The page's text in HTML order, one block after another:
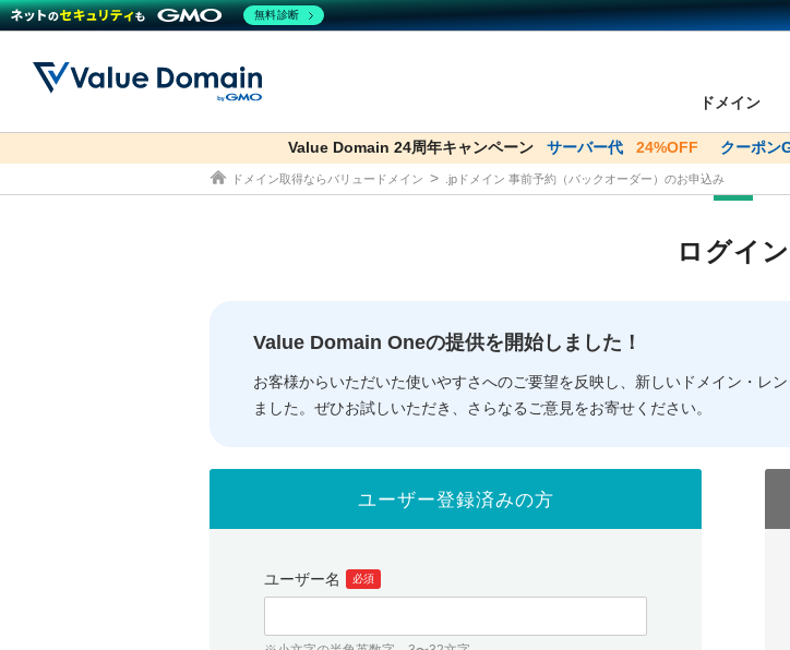
ドメイン
ドメイン ドメイン検索
ド
人気ドメインの種類
レンタルサーバー コアサーバー
セキュリティ Value Domain ネットde診断
サービス お得意様割引
バ
従来のバリュードメインをご利用希望の方
従来のバリュードメインをご利用希望の方
Value Domain 24周年キャンペーン サーバー代 24%OFF クーポン
co.jpドメイン✕コアサーバーV2ビジネス応援キャン
ドメイン取得ならバリュードメイン .jpドメイン 事前予約（バックオーダー）のお申込み
ログイン
Value Domain Oneの提供を開始しました！
お客様からいただいた使いやすさへのご要望を反映し、新しいドメイン・レ
ました。ぜひお試しいただき、さらなるご意見をお寄せください。
ユーザー登録済みの方
ユーザー名 必須
無料診断